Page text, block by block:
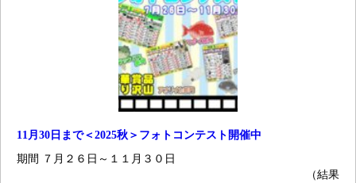
11月30日まで＜2025秋＞フォトコンテスト開催中
期間 ７月２６日～１１月３０日
（結果